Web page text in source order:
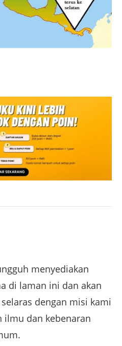
menyediakan
di laman ini dan akan
dengan misi kami
dan kebenaran